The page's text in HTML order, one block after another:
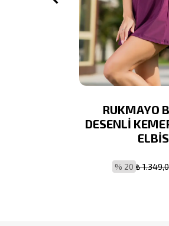
RUKMAYO
DESENLİ
% 20 ₺